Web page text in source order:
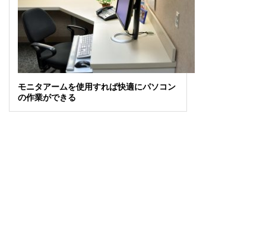
モニタアームを使用すれば快適にパソコン
の作業ができる